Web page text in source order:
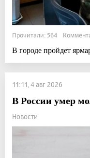
Прочитали: 564
В городе пройдет
11:11, 4 авг 2026
В России умер
Новости